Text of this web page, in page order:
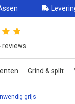
reviews
Grind & split
grijs